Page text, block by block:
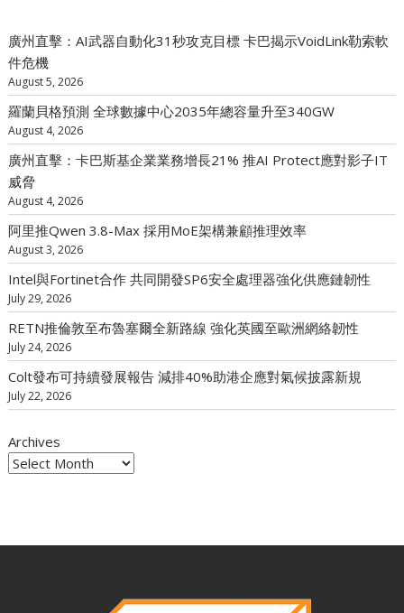
廣州直擊：AI武器自動化31秒攻克目標 卡巴揭示VoidLink勒索軟
件危機
August 5, 2026
羅蘭貝格預測 全球數據中心2035年總容量升至340GW
August 4, 2026
廣州直擊：卡巴斯基企業業務增長21% 推AI Protect應對影子IT
威脅
August 4, 2026
阿里推Qwen 3.8-Max 採用MoE架構兼顧推理效率
August 3, 2026
Intel與Fortinet合作 共同開發SP6安全處理器強化供應鏈韌性
July 29, 2026
RETN推倫敦至布魯塞爾全新路線 強化英國至歐洲網絡韌性
July 24, 2026
Colt發布可持續發展報告 減排40%助港企應對氣候披露新規
July 22, 2026
Archives